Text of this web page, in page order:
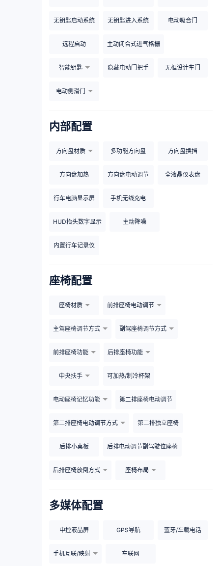
无钥匙启动系统 无钥匙进入系统 电动吸合门
远程启动 主动闭合式进气格栅
智能钥匙 隐藏电动门把手 无框设计车门
电动侧滑门
内部配置
方向盘材质 多功能方向盘 方向盘换挡
方向盘加热 方向盘电动调节 全液晶仪表盘
行车电脑显示屏 手机无线充电
HUD抬头数字显示 主动降噪
内置行车记录仪
座椅配置
座椅材质 前排座椅电动调节
主驾座椅调节方式 副驾座椅调节方式
前排座椅功能 后排座椅功能
中央扶手 可加热/制冷杯架
电动座椅记忆功能 第二排座椅电动调节
第二排座椅电动调节方式 第二排独立座椅
后排小桌板 后排电动调节副驾驶位座椅
后排座椅放倒方式 座椅布局
多媒体配置
中控液晶屏 GPS导航 蓝牙/车载电话
手机互联/映射 车联网